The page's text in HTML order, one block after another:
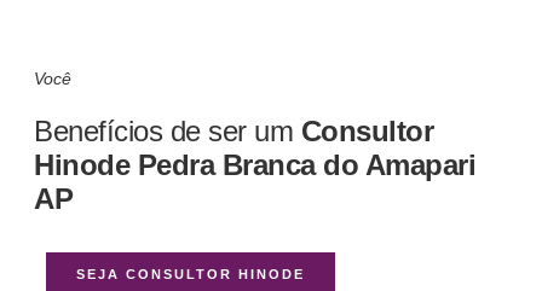
Você
Benefícios de ser um Consultor
Hinode Pedra Branca do Amapari
AP
SEJA CONSULTOR HINODE